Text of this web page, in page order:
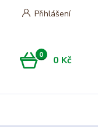
Přihlášení
0 0 Kč